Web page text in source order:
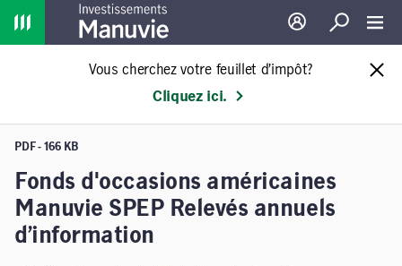
Home
Ouverture de
Recherche
Vous cherchez votre feuillet d’impôt?
Cliquez ici.
PDF - 166 KB
Fonds d'occasions américaines
Manuvie SPEP Relevés annuels
d’information